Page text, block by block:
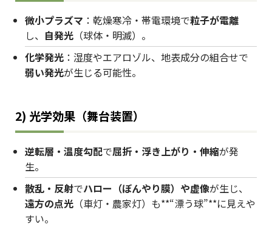
微小プラズマ ：乾燥寒冷・帯電環境で粒子が電離
し、 自発光 （球体・明滅）。
化学発光 ：湿度やエアロゾル、地表成分の組合せで
弱い発光が生じる可能性。
2) 光学効果（舞台装置）
逆転層・温度勾配で屈折・浮き上がり・伸縮が発
生。
散乱・反射でハロー（ぼんやり膜）や虚像が生じ、
遠方の点光 （車灯・農家灯）も**“漂う球”**に見えや
すい。